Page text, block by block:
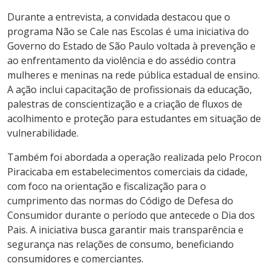
Durante a entrevista, a convidada destacou que o
programa Não se Cale nas Escolas é uma iniciativa do
Governo do Estado de São Paulo voltada à prevenção e
ao enfrentamento da violência e do assédio contra
mulheres e meninas na rede pública estadual de ensino.
A ação inclui capacitação de profissionais da educação,
palestras de conscientização e a criação de fluxos de
acolhimento e proteção para estudantes em situação de
vulnerabilidade.
Também foi abordada a operação realizada pelo Procon
Piracicaba em estabelecimentos comerciais da cidade,
com foco na orientação e fiscalização para o
cumprimento das normas do Código de Defesa do
Consumidor durante o período que antecede o Dia dos
Pais. A iniciativa busca garantir mais transparência e
segurança nas relações de consumo, beneficiando
consumidores e comerciantes.